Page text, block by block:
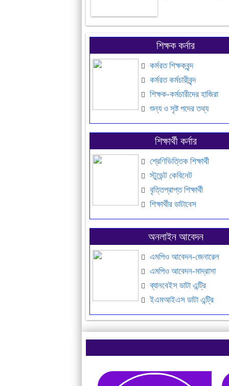
শিক্ষক কর্নার
কর্মরত শিক্ষকবৃন্দ
কর্মরত কর্মচারীবৃন্দ
শিক্ষক-কর্মচারীদের হাজিরা
শুন্য ও সৃষ্ট পদের তথ্য
শিক্ষার্থী কর্নার
শ্রেণিভিত্তিক শিক্ষার্থী
স্টুডেন্ট কেবিনেট
বৃত্তিপ্রাপ্ত শিক্ষার্থী
শিক্ষার্থীর ডাটাবেস
অনলাইন আবেদন
এমপিও আবেদন-জেনারেল
এমপিও আবেদন-মাদ্রাসা
ব্যানবেইস ডাটা এন্ট্রি
ইএমআইএস ডাটা এন্ট্রি